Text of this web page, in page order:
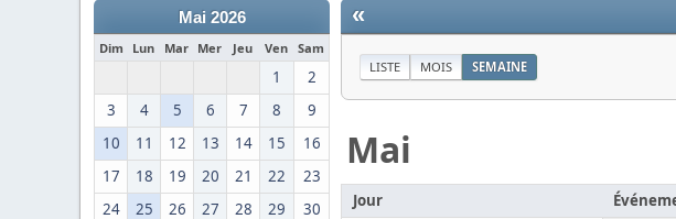
Mai 2026
Dim Lun Mar Mer Jeu Ven Sam
1
2
3
4 5 6 7 8
9
10
11 12 13 14 15
16
17
18 19 20 21 22
23
24
25 26 27 28 29
30
«
LISTE MOIS SEMAINE
Mai
Jour